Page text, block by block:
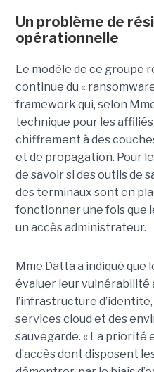
Un problème de
opérationnelle
Le modèle de ce groupe
continue du «
framework qui, selon
technique pour les
chiffrement à des
et de propagation. Pour
de savoir si des outils de
des terminaux sont en
fonctionner une fois que
un accès administrateur.
Mme Datta a indiqué
évaluer leur vulnérabilité
l’infrastructure
services cloud et des
sauvegarde. « La priorité
d’accès dont disposent